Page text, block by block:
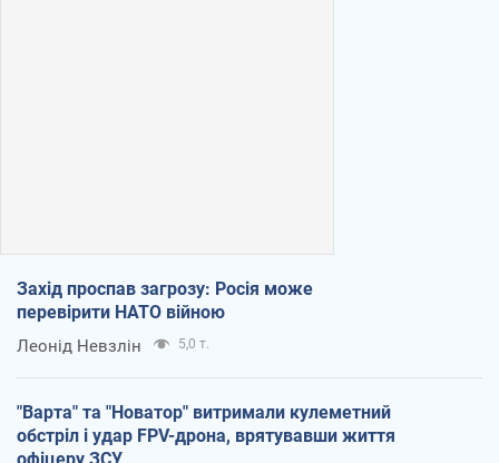
Захід проспав загрозу: Росія може
перевірити НАТО війною
Леонід Невзлін 5,0 т.
"Варта" та "Новатор" витримали кулеметний
обстріл і удар FPV-дрона, врятувавши життя
офіцеру ЗСУ